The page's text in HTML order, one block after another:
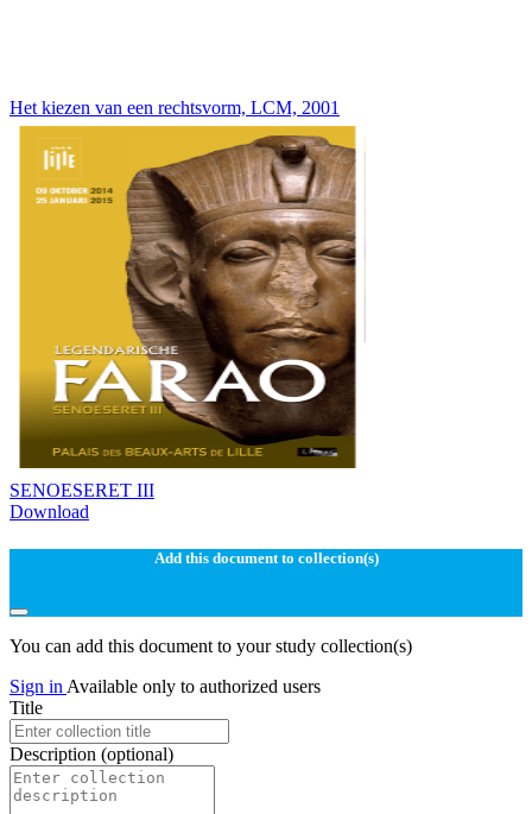
Het kiezen van een rechtsvorm, LCM, 2001
SENOESERET III
Download
Add this document to collection(s)
You can add this document to your study collection(s)
Sign in Available only to authorized users
Title
Description (optional)